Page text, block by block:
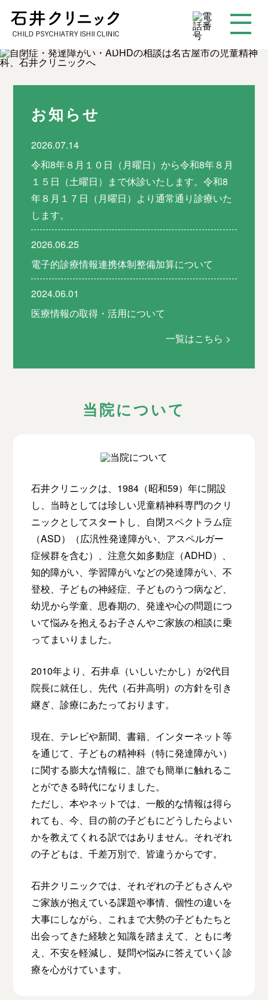
発達障がい ( 自閉症 ・アスペルガー症候群
・ADHDなど)について
お知らせ
2026.07.14
令和8年８月１０日（月曜日）から令和8年８月
１５日（土曜日）まで休診いたします。令和8
年８月１７日（月曜日）より通常通り診療いた
します。
2026.06.25
電子的診療情報連携体制整備加算について
2024.06.01
医療情報の取得・活用について
一覧はこちら >
当院について
石井クリニックは、1984（昭和59）年に開設
し、当時としては珍しい児童精神科専門のクリ
ニックとしてスタートし、自閉スペクトラム症
（ASD）（広汎性発達障がい、アスペルガー
症候群を含む）、注意欠如多動症（ADHD）、
知的障がい、学習障がいなどの発達障がい、不
登校、子どもの神経症、子どものうつ病など、
幼児から学童、思春期の、発達や心の問題につ
いて悩みを抱えるお子さんやご家族の相談に乗
ってまいりました。
2010年より、石井卓（いしいたかし）が2代目
院長に就任し、先代（石井高明）の方針を引き
継ぎ、診療にあたっております。
現在、テレビや新聞、書籍、インターネット等
を通じて、子どもの精神科（特に発達障がい）
に関する膨大な情報に、誰でも簡単に触れるこ
とができる時代になりました。
ただし、本やネットでは、一般的な情報は得ら
れても、今、目の前の子どもにどうしたらよい
かを教えてくれる訳ではありません。それぞれ
の子どもは、千差万別で、皆違うからです。
石井クリニックでは、それぞれの子どもさんや
ご家族が抱えている課題や事情、個性の違いを
大事にしながら、これまで大勢の子どもたちと
出会ってきた経験と知識を踏まえて、ともに考
え、不安を軽減し、疑問や悩みに答えていく診
療を心がけています。